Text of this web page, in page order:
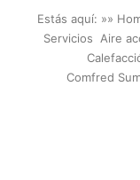
Estás aquí: »»
Servicios
Aire
Comfred